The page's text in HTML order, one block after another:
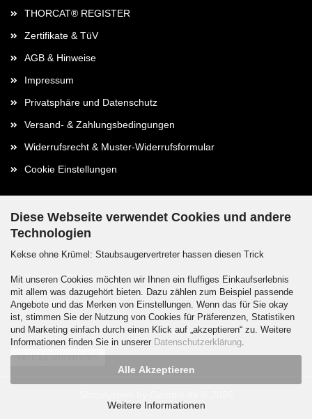
Diese Webseite verwendet Cookies und andere
Technologien
Kekse ohne Krümel: Staubsaugervertreter hassen diesen Trick
Mit unseren Cookies möchten wir Ihnen ein fluffiges Einkaufserlebnis
mit allem was dazugehört bieten. Dazu zählen zum Beispiel passende
Angebote und das Merken von Einstellungen. Wenn das für Sie okay
ist, stimmen Sie der Nutzung von Cookies für Präferenzen, Statistiken
und Marketing einfach durch einen Klick auf „akzeptieren“ zu. Weitere
Informationen finden Sie in unserer Datenschutzerklärung.
Alle Akzeptieren
Weitere Informationen
THORCAT® REGISTER
Zertifikate & TüV
AGB & Hinweise
Impressum
Privatsphäre und Datenschutz
Versand- & Zahlungsbedingungen
Widerrufsrecht & Muster-Widerrufsformular
Cookie Einstellungen
Kontaktdaten
Kontakt / Formular
Callback Service
Vertrag widerrufen